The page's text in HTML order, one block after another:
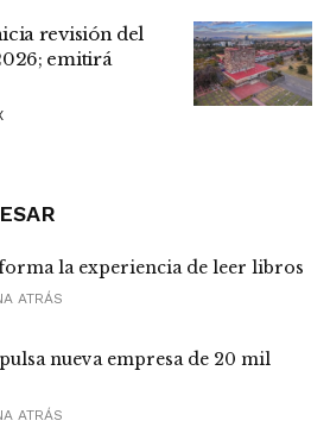
revisión del
emitirá
la experiencia de leer libros
ATRÁS
nueva empresa de 20 mil
ATRÁS